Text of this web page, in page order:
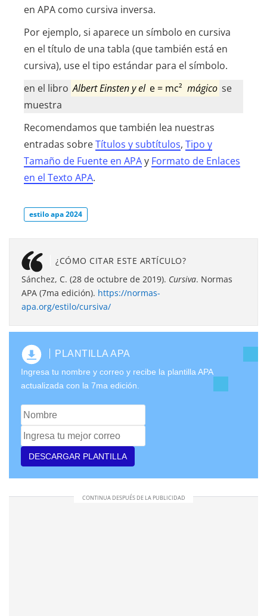
en APA como cursiva inversa.
Por ejemplo, si aparece un símbolo en cursiva
en el título de una tabla (que también está en
cursiva), use el tipo estándar para el símbolo.
en el libro Albert Einsten y el e = mc² mágico se
muestra
Recomendamos que también lea nuestras
entradas sobreTítulos y subtítulos, Tipo y
Tamaño de Fuente en APAy Formato de Enlaces
en el Texto APA.
estilo apa 2024
¿CÓMO CITAR ESTE ARTÍCULO?
Sánchez, C. (28 de octubre de 2019). Cursiva. Normas
APA (7ma edición). https://normas-
apa.org/estilo/cursiva/
PLANTILLA APA
Ingresa tu nombre y correo y recibe la plantilla APA
actualizada con la 7ma edición.